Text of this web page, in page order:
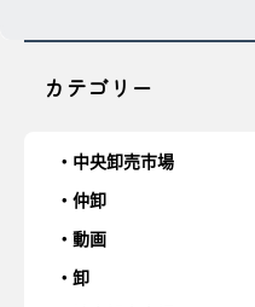
カテゴリー
中央卸売市場
仲卸
動画
卸